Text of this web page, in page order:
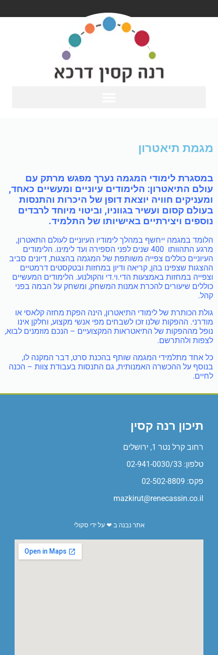
מגמת תיאטרון
במסגרת לימודי המגמה נערך מפגש מרתק עם
עולם התיאטרון: הלימודים עיוניים ומעשיים כאחד,
ומעניקים חוויה יוצאת דופן של היכרות והתנסות
בעולם קסום ועשיר בגווניו, וביטוי מיוחד לרבדים
נוספים ויצירתיים באישיותו של התלמיד.
הלומד במגמה ייחשף במהלך לימודיו העיוניים לעולם התאטרון,
מרגע התהוותו 400 שנים לפני הספירה ועד לימינו. הלימודים
העיוניים כוללים צפייה משותפת של המגמה בהצגות, דיונים סביב
ההצגות שצפינו בהן, קריאה ודיון במחזות ובטקסטים דרמטיים
וצפייה במחזות באמצעות הדי.וי.די והקולנוע. הלימודים המעשיים
כוללים שיעורים להכרת אמנות המשחק, ומשחק על הבמה בפני
קהל.
גולת הכותרת של לימודי התיאטרון, הינה הפקת מחזה קלאסי או
מודרני. ההפקות שלנו זכו לשבחים מפי אנשי מקצוע, וחלקן אינו
נופל מההפקות של התיאטראות המקצועיים – הנכם מוזמנים לבוא,
לצפות ולהתרשם.
כל אחד מתלמידי המגמה שותף בהכנת סרט, דבר המקנה לו,
בנוסף על ההכשרה האמנותית, גם התנסות בעבודת צוות – הכנה
לחיים.
תיכון רנה קסין
רחוב קרל נטר 1, ירושלים
טלפון: 02-941-0030/33
פקס: 02-502-8809
mazkirut@renecassin.co.il
אתר נבנה ב ❤ על ידי סקולי